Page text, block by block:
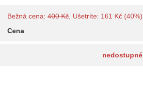
Bežná cena:400 Kč, Ušetríte: 161 Kč (40%)
Cena
nedostupné